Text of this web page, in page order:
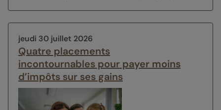
jeudi 30 juillet 2026
Quatre placements
incontournables pour payer moins
d’impôts sur ses gains